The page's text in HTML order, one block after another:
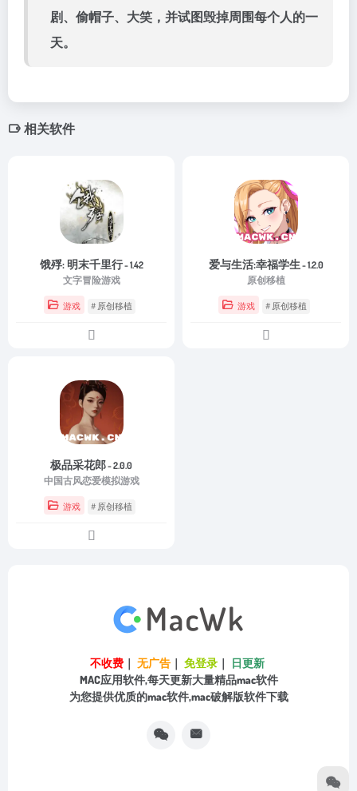
剧、偷帽子、大笑，并试图毁掉周围每个人的一
天。
相关软件
饿殍: 明末千里行- 1.42
文字冒险游戏
游戏 # 原创移植
爱与生活:幸福学生- 1.2.0
原创移植
游戏 # 原创移植
极品采花郎- 2.0.0
中国古风恋爱模拟游戏
游戏 # 原创移植
不收费 ｜ 无广告 ｜ 免登录 ｜
日更新
MAC应用软件,每天更新大量精品mac软件
为您提供优质的mac软件,mac破解版软件下载